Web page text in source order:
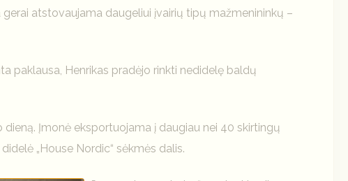
atstovaujama daugeliui įvairių tipų mažmenininkų –
paklausa, Henrikas pradėjo rinkti nedidelę baldų
Įmonė eksportuojama į daugiau nei 40 skirtingų
„House Nordic“ sėkmės dalis.